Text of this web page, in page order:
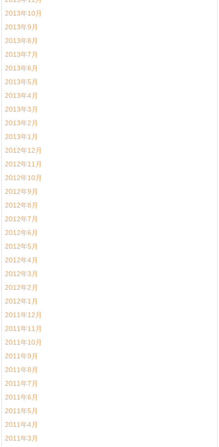
2013年10月
2013年9月
2013年8月
2013年7月
2013年6月
2013年5月
2013年4月
2013年3月
2013年2月
2013年1月
2012年12月
2012年11月
2012年10月
2012年9月
2012年8月
2012年7月
2012年6月
2012年5月
2012年4月
2012年3月
2012年2月
2012年1月
2011年12月
2011年11月
2011年10月
2011年9月
2011年8月
2011年7月
2011年6月
2011年5月
2011年4月
2011年3月